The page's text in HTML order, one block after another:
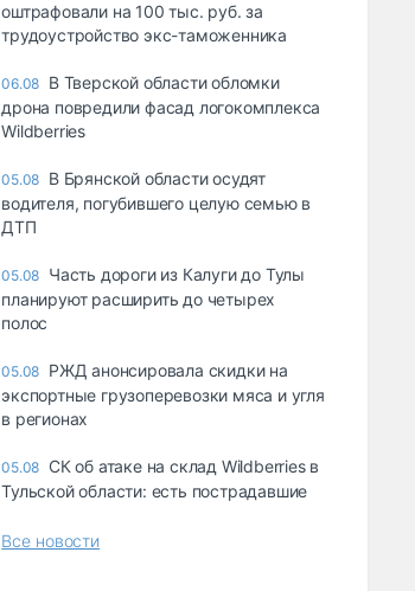
оштрафовали на 100 тыс. руб. за
трудоустройство экс-таможенника
06.08 В Тверской области обломки
дрона повредили фасад логокомплекса
Wildberries
05.08 В Брянской области осудят
водителя, погубившего целую семью в
ДТП
05.08 Часть дороги из Калуги до Тулы
планируют расширить до четырех
полос
05.08 РЖД анонсировала скидки на
экспортные грузоперевозки мяса и угля
в регионах
05.08 СК об атаке на склад Wildberries в
Тульской области: есть пострадавшие
Все новости